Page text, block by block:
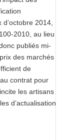
2014,
2010, au lieu
publiés mi-
des marchés
de
contrat pour
les artisans
d’actualisation